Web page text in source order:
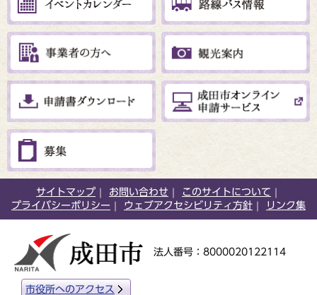
サイトマップ お問い合わせ
このサイトについて
プライバシーポリシー
ウェブアクセシビリティ方針 リンク集
法人番号：8000020122114
市役所へのアクセス